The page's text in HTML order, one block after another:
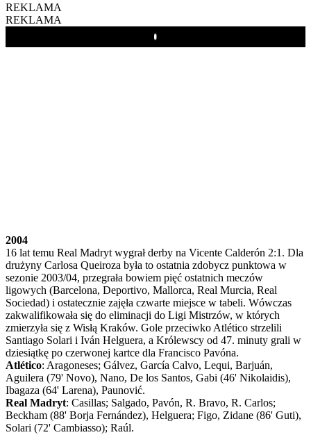
REKLAMA
REKLAMA
Play
2004
16 lat temu Real Madryt wygrał derby na Vicente Calderón 2:1. Dla
drużyny Carlosa Queiroza była to ostatnia zdobycz punktowa w
sezonie 2003/04, przegrała bowiem pięć ostatnich meczów
ligowych (Barcelona, Deportivo, Mallorca, Real Murcia, Real
Sociedad) i ostatecznie zajęła czwarte miejsce w tabeli. Wówczas
zakwalifikowała się do eliminacji do Ligi Mistrzów, w których
zmierzyła się z Wisłą Kraków. Gole przeciwko Atlético strzelili
Santiago Solari i Iván Helguera, a Królewscy od 47. minuty grali w
dziesiątkę po czerwonej kartce dla Francisco Pavóna.
Atlético: Aragoneses; Gálvez, García Calvo, Lequi, Barjuán,
Aguilera (79' Novo), Nano, De los Santos, Gabi (46' Nikolaidis),
Ibagaza (64' Larena), Paunović.
Real Madryt: Casillas; Salgado, Pavón, R. Bravo, R. Carlos;
Beckham (88' Borja Fernández), Helguera; Figo, Zidane (86' Guti),
Solari (72' Cambiasso); Raúl.